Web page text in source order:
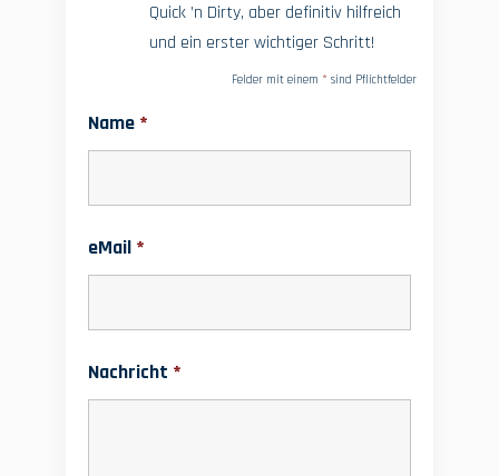
Quick ’n Dirty, aber definitiv hilfreich
und ein erster wichtiger Schritt!
Felder mit einem * sind Pflichtfelder
Name *
eMail *
Nachricht *